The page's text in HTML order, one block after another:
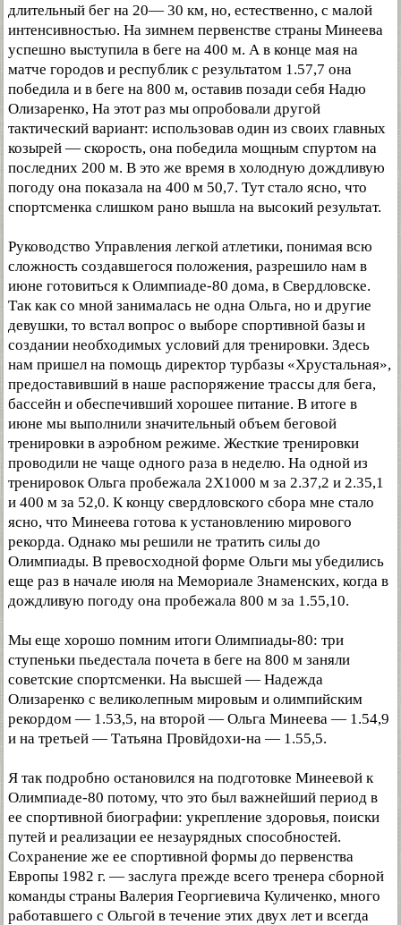
длительный бег на 20— 30 км, но, естественно, с малой
интенсивностью. На зимнем первенстве страны Минеева
успешно выступила в беге на 400 м. А в конце мая на
матче городов и республик с результатом 1.57,7 она
победила и в беге на 800 м, оставив позади себя Надю
Олизаренко, На этот раз мы опробовали другой
тактический вариант: использовав один из своих главных
козырей — скорость, она победила мощным спуртом на
последних 200 м. В это же время в холодную дождливую
погоду она показала на 400 м 50,7. Тут стало ясно, что
спортсменка слишком рано вышла на высокий результат.
Руководство Управления легкой атлетики, понимая всю
сложность создавшегося положения, разрешило нам в
июне готовиться к Олимпиаде-80 дома, в Свердловске.
Так как со мной занималась не одна Ольга, но и другие
девушки, то встал вопрос о выборе спортивной базы и
создании необходимых условий для тренировки. Здесь
нам пришел на помощь директор турбазы «Хрустальная»,
предоставивший в наше распоряжение трассы для бега,
бассейн и обеспечивший хорошее питание. В итоге в
июне мы выполнили значительный объем беговой
тренировки в аэробном режиме. Жесткие тренировки
проводили не чаще одного раза в неделю. На одной из
тренировок Ольга пробежала 2X1000 м за 2.37,2 и 2.35,1
и 400 м за 52,0. К концу свердловского сбора мне стало
ясно, что Минеева готова к установлению мирового
рекорда. Однако мы решили не тратить силы до
Олимпиады. В превосходной форме Ольги мы убедились
еще раз в начале июля на Мемориале Знаменских, когда в
дождливую погоду она пробежала 800 м за 1.55,10.
Мы еще хорошо помним итоги Олимпиады-80: три
ступеньки пьедестала почета в беге на 800 м заняли
советские спортсменки. На высшей — Надежда
Олизаренко с великолепным мировым и олимпийским
рекордом — 1.53,5, на второй — Ольга Минеева — 1.54,9
и на третьей — Татьяна Провйдохи-на — 1.55,5.
Я так подробно остановился на подготовке Минеевой к
Олимпиаде-80 потому, что это был важнейший период в
ее спортивной биографии: укрепление здоровья, поиски
путей и реализации ее незаурядных способностей.
Сохранение же ее спортивной формы до первенства
Европы 1982 г. — заслуга прежде всего тренера сборной
команды страны Валерия Георгиевича Куличенко, много
работавшего с Ольгой в течение этих двух лет и всегда